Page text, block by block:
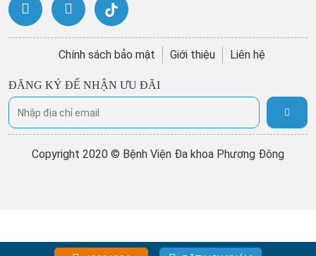
Chính sách bảo mật Giới thiệu Liên hệ
ĐĂNG KÝ ĐỂ NHẬN ƯU ĐÃI
Copyright 2020 © Bệnh Viện Đa khoa Phương Đông